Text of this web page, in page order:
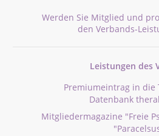
Werden Sie Mitglied und
den Verbands-
Leistungen des
Premiumeintrag in die
Datenbank
Mitgliedermagazine "Freie